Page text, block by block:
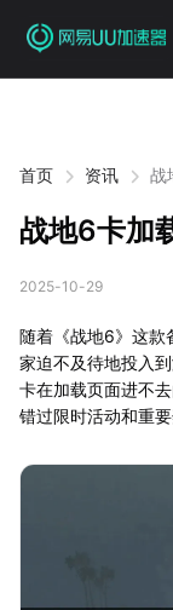
首页 资讯 战
战地6卡加
2025-10-29
随着《战地6》这款
家迫不及待地投入
卡在加载页面进不
错过限时活动和重要